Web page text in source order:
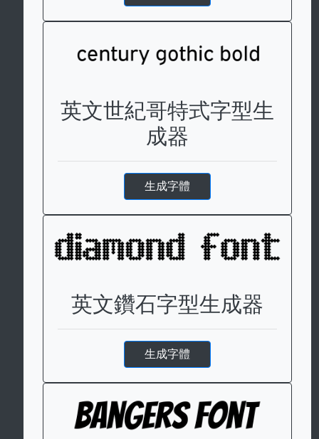
英文世紀哥特式字型生
成器
生成字體
英文鑽石字型生成器
生成字體